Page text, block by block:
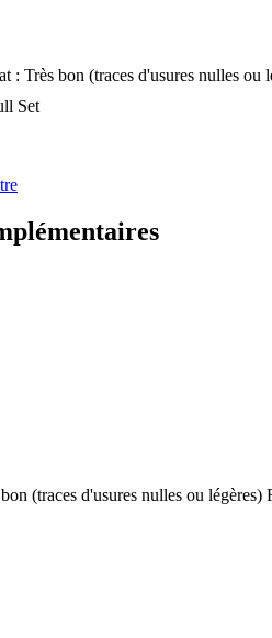
: Très bon (traces d'usures nulles
Set
(traces d'usures nulles ou